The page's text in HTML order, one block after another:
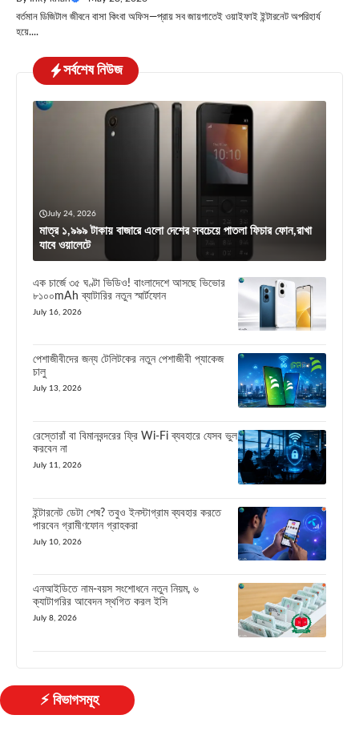
বর্তমান ডিজিটাল জীবনে বাসা কিংবা অফিস—প্রায় সব জায়গাতেই ওয়াইফাই ইন্টারনেট অপরিহার্য
হয়ে....
সর্বশেষ নিউজ
July 24, 2026
মাত্র ১,৯৯৯ টাকায় বাজারে এলো দেশের সবচেয়ে পাতলা ফিচার ফোন,রাখা
যাবে ওয়ালেটে
এক চার্জে ৩৫ ঘণ্টা ভিডিও! বাংলাদেশে আসছে ভিভোর
৮১০০mAh ব্যাটারির নতুন স্মার্টফোন
July 16, 2026
পেশাজীবীদের জন্য টেলিটকের নতুন পেশাজীবী প্যাকেজ
চালু
July 13, 2026
রেস্তোরাঁ বা বিমানবন্দরের ফ্রি Wi-Fi ব্যবহারে যেসব ভুল
করবেন না
July 11, 2026
ইন্টারনেট ডেটা শেষ? তবুও ইনস্টাগ্রাম ব্যবহার করতে
পারবেন গ্রামীণফোন গ্রাহকরা
July 10, 2026
এনআইডিতে নাম-বয়স সংশোধনে নতুন নিয়ম, ৬
ক্যাটাগরির আবেদন স্থগিত করল ইসি
July 8, 2026
⚡ বিভাগসমূহ